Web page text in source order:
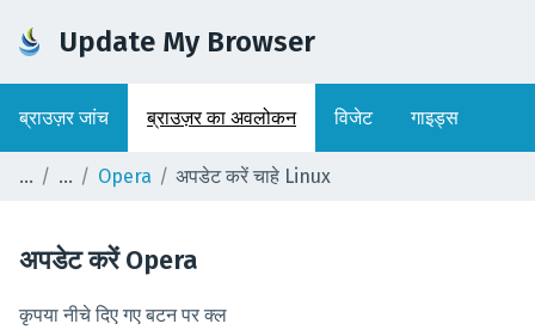
Update My Browser
ब्राउज़र जांच ब्राउज़र का अवलोकन विजेट गाइड्स
Opera अपडेट करें चाहे Linux
अपडेट करें Opera
कृपया नीचे दिए गए बटन पर क्ल